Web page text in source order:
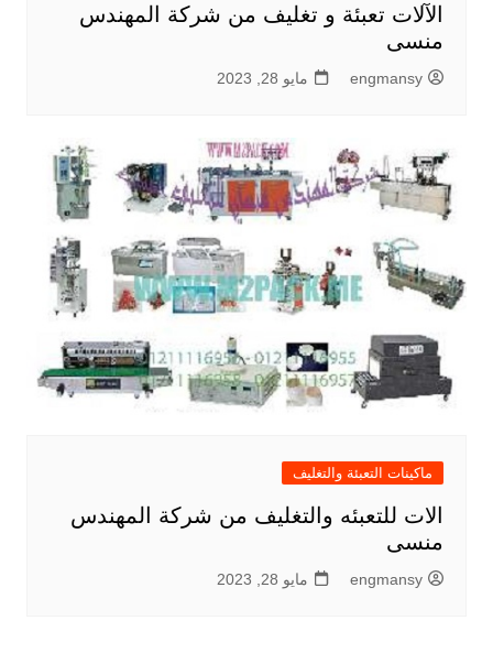
الآلات تعبئة و تغليف من شركة المهندس
منسى
engmansy مايو 28, 2023
ماكينات التعبئة والتغليف
الات للتعبئه والتغليف من شركة المهندس
منسى
engmansy مايو 28, 2023